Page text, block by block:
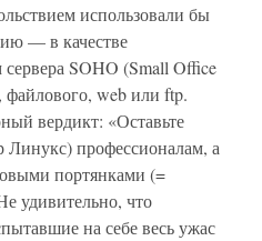
использовали бы
— в качестве
SOHO (Small Office
web или ftp.
вердикт: «Оставьте
профессионалам, а
портянками (=
удивительно, что
на себе весь ужас